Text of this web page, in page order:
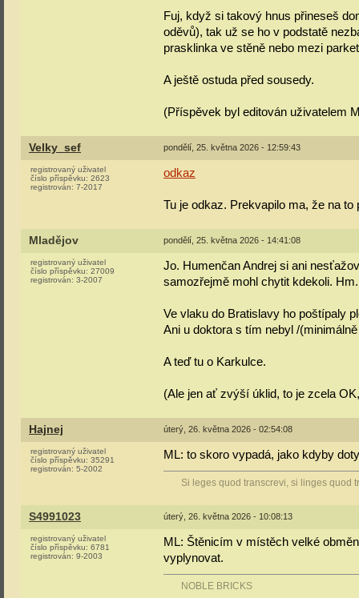
Fuj, když si takový hnus přineseš
oděvů), tak už se ho v podstatě
prasklinka ve stěně nebo mezi
A ještě ostuda před sousedy.
(Příspěvek byl editován uživatelem
Velky_sef pondělí, 25. května 2026 - 12:59:43
registrovaný uživatel
číslo příspěvku: 2623
registrován: 7-2017
odkaz
Tu je odkaz. Prekvapilo ma, že na
Mladějov pondělí, 25. května 2026 - 14:41:08
registrovaný uživatel
číslo příspěvku: 27009
registrován: 3-2007
Jo. Humenčan Andrej si ani
samozřejmě mohl chytit kdekoli.
Ve vlaku do Bratislavy ho poštípaly
Ani u doktora s tím nebyl /
A teď tu o Karkulce.
(Ale jen ať zvýší úklid, to je zcela
Hajnej úterý, 26. května 2026 - 02:54:08
registrovaný uživatel
číslo příspěvku: 35291
registrován: 5-2002
ML: to skoro vypadá, jako kdyby
Si leges quod transcrevi, si linges quod
S4991023 úterý, 26. května 2026 - 10:08:13
registrovaný uživatel
číslo příspěvku: 6781
registrován: 9-2003
ML: Štěnicím v místěch velké
vyplynovat.
NOBLE BRICKS